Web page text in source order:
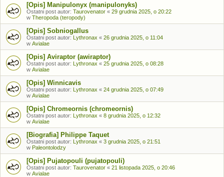
[Opis] Manipulonyx (manipulonyks)
Ostatni post autor: Taurovenator « 29 grudnia 2025, o 20:22
w Theropoda (teropody)
[Opis] Sobniogallus
Ostatni post autor: Lythronax « 26 grudnia 2025, o 11:04
w Avialae
[Opis] Aviraptor (awiraptor)
Ostatni post autor: Lythronax « 25 grudnia 2025, o 08:28
w Avialae
[Opis] Winnicavis
Ostatni post autor: Lythronax « 24 grudnia 2025, o 07:49
w Avialae
[Opis] Chromeornis (chromeornis)
Ostatni post autor: Lythronax « 8 grudnia 2025, o 12:32
w Avialae
[Biografia] Philippe Taquet
Ostatni post autor: Lythronax « 3 grudnia 2025, o 21:51
w Paleontolodzy
[Opis] Pujatopouli (pujatopouli)
Ostatni post autor: Taurovenator « 21 listopada 2025, o 20:46
w Avialae